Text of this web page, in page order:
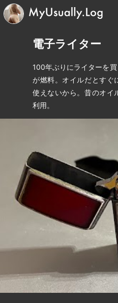
電子ライター
100年ぶりにライターを
が燃料。オイルだとすぐ
使えないから。昔のオイ
利用。